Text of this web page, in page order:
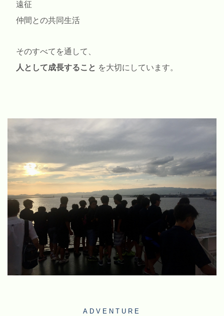
遠征
仲間との共同生活
そのすべてを通して、
人として成長すること を大切にしています。
ADVENTURE